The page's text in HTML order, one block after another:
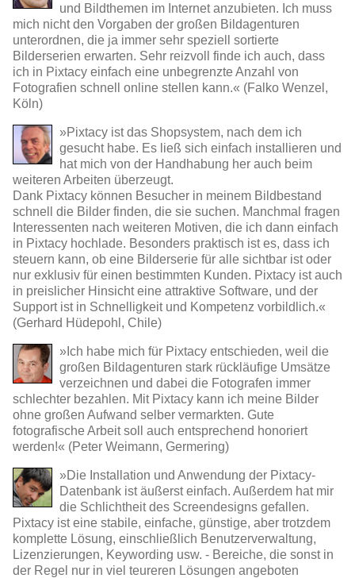
und Bildthemen im Internet anzubieten. Ich muss
mich nicht den Vorgaben der großen Bildagenturen
unterordnen, die ja immer sehr speziell sortierte
Bilderserien erwarten. Sehr reizvoll finde ich auch, dass
ich in Pixtacy einfach eine unbegrenzte Anzahl von
Fotografien schnell online stellen kann.« (Falko Wenzel,
Köln)
»Pixtacy ist das Shopsystem, nach dem ich
gesucht habe. Es ließ sich einfach installieren und
hat mich von der Handhabung her auch beim
weiteren Arbeiten überzeugt.
Dank Pixtacy können Besucher in meinem Bildbestand
schnell die Bilder finden, die sie suchen. Manchmal fragen
Interessenten nach weiteren Motiven, die ich dann einfach
in Pixtacy hochlade. Besonders praktisch ist es, dass ich
steuern kann, ob eine Bilderserie für alle sichtbar ist oder
nur exklusiv für einen bestimmten Kunden. Pixtacy ist auch
in preislicher Hinsicht eine attraktive Software, und der
Support ist in Schnelligkeit und Kompetenz vorbildlich.«
(Gerhard Hüdepohl, Chile)
»Ich habe mich für Pixtacy entschieden, weil die
großen Bildagenturen stark rückläufige Umsätze
verzeichnen und dabei die Fotografen immer
schlechter bezahlen. Mit Pixtacy kann ich meine Bilder
ohne großen Aufwand selber vermarkten. Gute
fotografische Arbeit soll auch entsprechend honoriert
werden!« (Peter Weimann, Germering)
»Die Installation und Anwendung der Pixtacy-
Datenbank ist äußerst einfach. Außerdem hat mir
die Schlichtheit des Screendesigns gefallen.
Pixtacy ist eine stabile, einfache, günstige, aber trotzdem
komplette Lösung, einschließlich Benutzerverwaltung,
Lizenzierungen, Keywording usw. - Bereiche, die sonst in
der Regel nur in viel teureren Lösungen angeboten